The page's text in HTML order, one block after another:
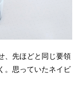
、先ほどと同じ要領
。思っていたネイビ